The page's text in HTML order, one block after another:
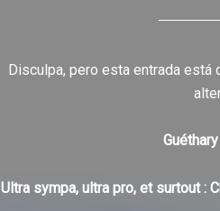
Disculpa, pero esta entrada
Ultra sympa, ultra pro, et surtout :